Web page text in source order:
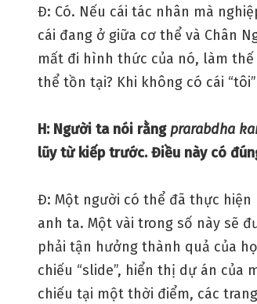
Đ: Có. Nếu cái tác nhân mà
cái đang ở giữa cơ thể và Chân
mất đi hình thức của nó, làm
thể tồn tại? Khi không có cái
H: Người ta nói rằngprarabdha
lũy từ kiếp trước. Điều này có
Đ: Một người có thể đã thực hiện
anh ta. Một vài trong số này sẽ
phải tận hưởng thành quả của
chiếu “slide”, hiển thị dự án
chiếu tại một thời điểm, các